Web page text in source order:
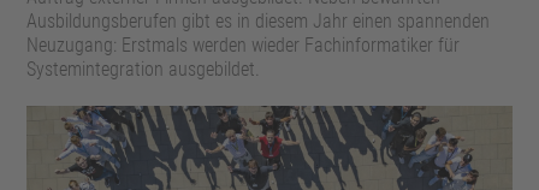
Ausbildungsberufen gibt es in diesem Jahr einen spannenden
Neuzugang: Erstmals werden wieder Fachinformatiker für
Systemintegration ausgebildet.